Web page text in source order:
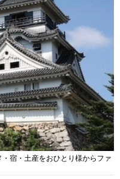
宿・土産をおひとり様からファ